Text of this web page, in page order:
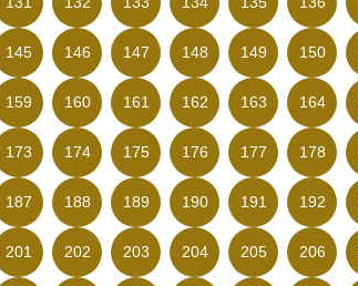
145 146 147 148 149 150
159 160 161 162 163 164
173 174 175 176 177 178
187 188 189 190 191 192
201 202 203 204 205 206